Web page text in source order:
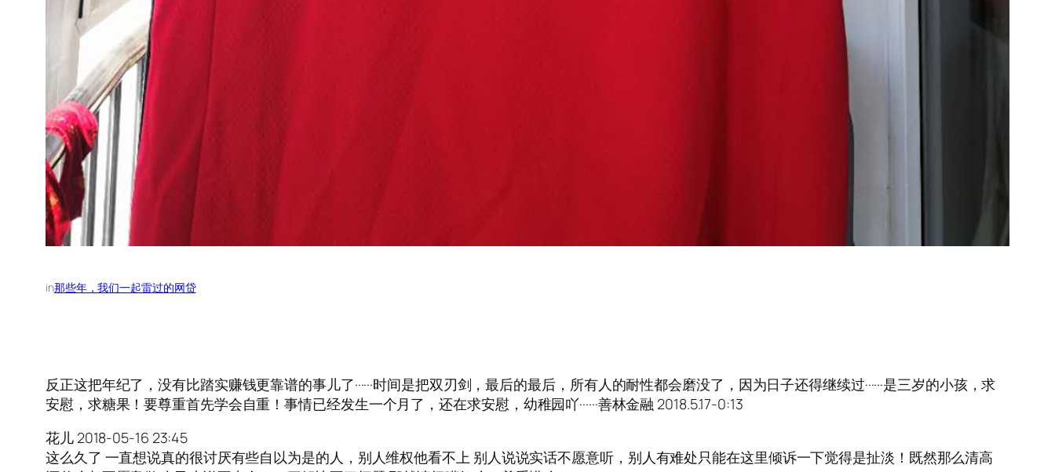
in那些年，我们一起雷过的网贷
反正这把年纪了，没有比踏实赚钱更靠谱的事儿了······时间是把双刃剑，最后的最后，所有人的耐性都会磨没了，因为日子还得继续过······是三岁的小孩，求
安慰，求糖果！要尊重首先学会自重！事情已经发生一个月了，还在求安慰，幼稚园吖······善林金融 2018.5.17-0:13
花儿 2018-05-16 23:45
这么久了 一直想说真的很讨厌有些自以为是的人，别人维权他看不上 别人说说实话不愿意听，别人有难处只能在这里倾诉一下觉得是扯淡！既然那么清高